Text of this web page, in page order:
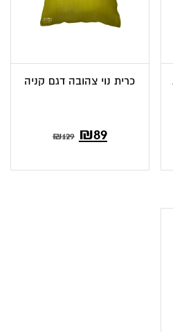
כרית נוי צהובה דגם קניה
₪129 המחיר
₪89המחיר